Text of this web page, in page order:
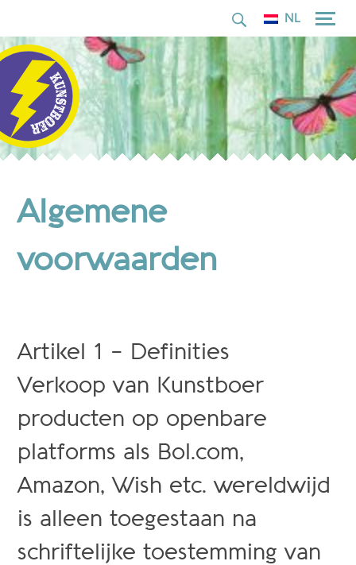
content
NL
Algemene
voorwaarden
Artikel 1 – Definities
Verkoop van Kunstboer
producten op openbare
platforms als Bol.com,
Amazon, Wish etc. wereldwijd
is alleen toegestaan na
schriftelijke toestemming van